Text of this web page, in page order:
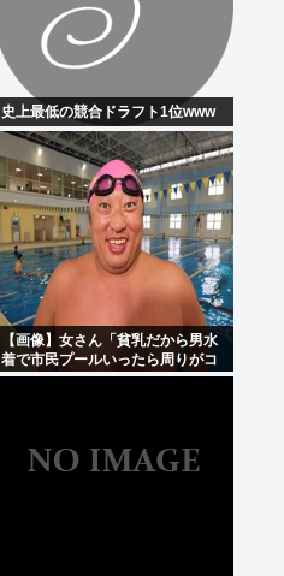
史上最低の競合ドラフト1位www
【画像】女さん「貧乳だから男水
着で市民プールいったら周りがコ
ソコソしだしてやばいwww」5万